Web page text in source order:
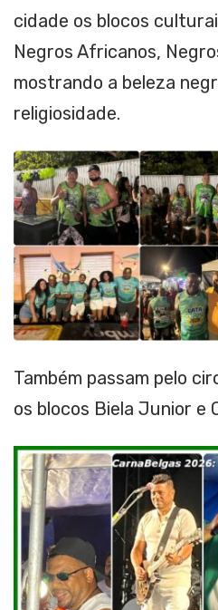
cidade os blocos
Negros Africanos,
mostrando a beleza
religiosidade.
Também passam pelo
os blocos Biela Junior e